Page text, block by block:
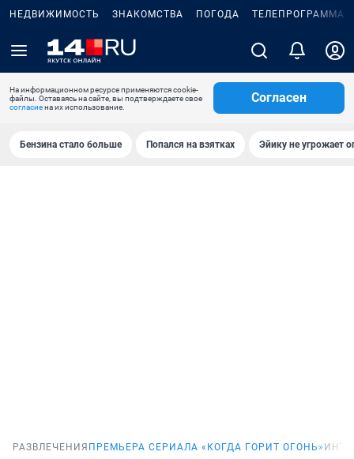
НЕДВИЖИМОСТЬ ЗНАКОМСТВА ПОГОДА ТЕЛЕПРОГРАММА
На информационном ресурсе применяются cookie-
файлы. Оставаясь на сайте, вы подтверждаете свое
согласиена их использование.
Согласен
Бензина стало больше Попался на взятках Эйику не угрожает
РАЗВЛЕЧЕНИЯ ПРЕМЬЕРА СЕРИАЛА «КОГДА ГОРИТ ОГОНЬ»